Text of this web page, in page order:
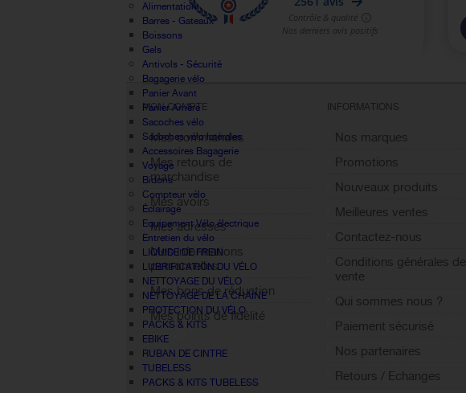
Alimentation
Barres - Gateaux
Boissons
Gels
Antivols - Sécurité
Bagagerie vélo
Panier Avant
Panier Arrière
Sacoches vélo
Sacoches vélo latérales
Accessoires Bagagerie
Voyage
Bidons
Compteur vélo
Éclairage
Equipement Vélo électrique
Entretien du vélo
LIQUIDE DE FREIN
LUBRIFICATION DU VÉLO
NETTOYAGE DU VÉLO
NETTOYAGE DE LA CHAÎNE
PROTECTION DU VÉLO
PACKS & KITS
EBIKE
RUBAN DE CINTRE
TUBELESS
PACKS & KITS TUBELESS
MON COMPTE
Mes commandes
Mes retours de
marchandise
Mes avoirs
Mes adresses
Mes informations
personnelles
Mes bons de réduction
Mes points de fidélité
Sign out
INFORMATIONS
Nos marques
Promotions
Nouveaux produits
Meilleures ventes
Contactez-nous
Conditions générales de
vente
Qui sommes nous ?
Paiement sécurisé
Nos partenaires
Retours / Echanges